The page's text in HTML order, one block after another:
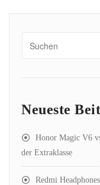
Neueste
Honor Magic V6
der Extraklasse
Redmi